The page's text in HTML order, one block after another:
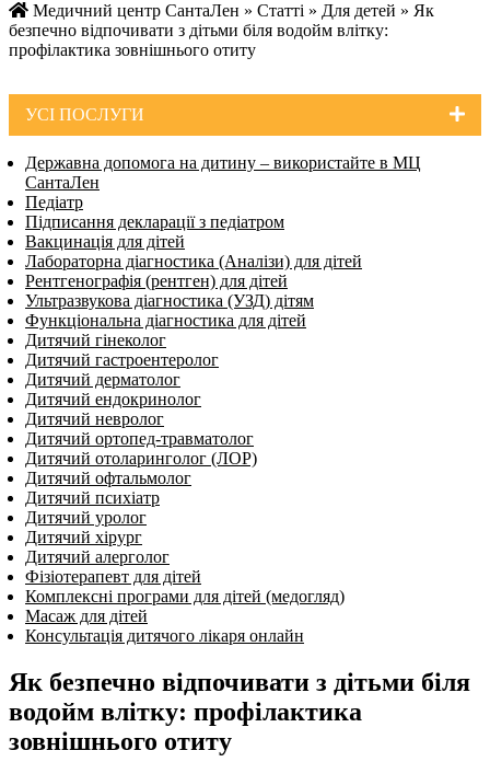
Медичний центр СантаЛен » Статті » Для детей » Як
безпечно відпочивати з дітьми біля водойм влітку:
профілактика зовнішнього отиту
УСI ПОСЛУГИ
Державна допомога на дитину – використайте в МЦ
СантаЛен
Педіатр
Підписання декларації з педіатром
Вакцинація для дітей
Лабораторна діагностика (Аналізи) для дітей
Рентгенографія (рентген) для дітей
Ультразвукова діагностика (УЗД) дітям
Функціональна діагностика для дітей
Дитячий гінеколог
Дитячий гастроентеролог
Дитячий дерматолог
Дитячий ендокринолог
Дитячий нев­ро­лог
Дитячий ортопед-травматолог
Дитячий отоларинголог (ЛОР)
Дитячий офтальмолог
Дитячий психіатр
Дитячий уролог
Дитячий хірург
Дитячий алерголог
Фізіотерапевт для дітей
Комплексні програми для дітей (медогляд)
Масаж для дітей
Консультація дитячого лікаря онлайн
Як безпечно відпочивати з дітьми біля
водойм влітку: профілактика
зовнішнього отиту